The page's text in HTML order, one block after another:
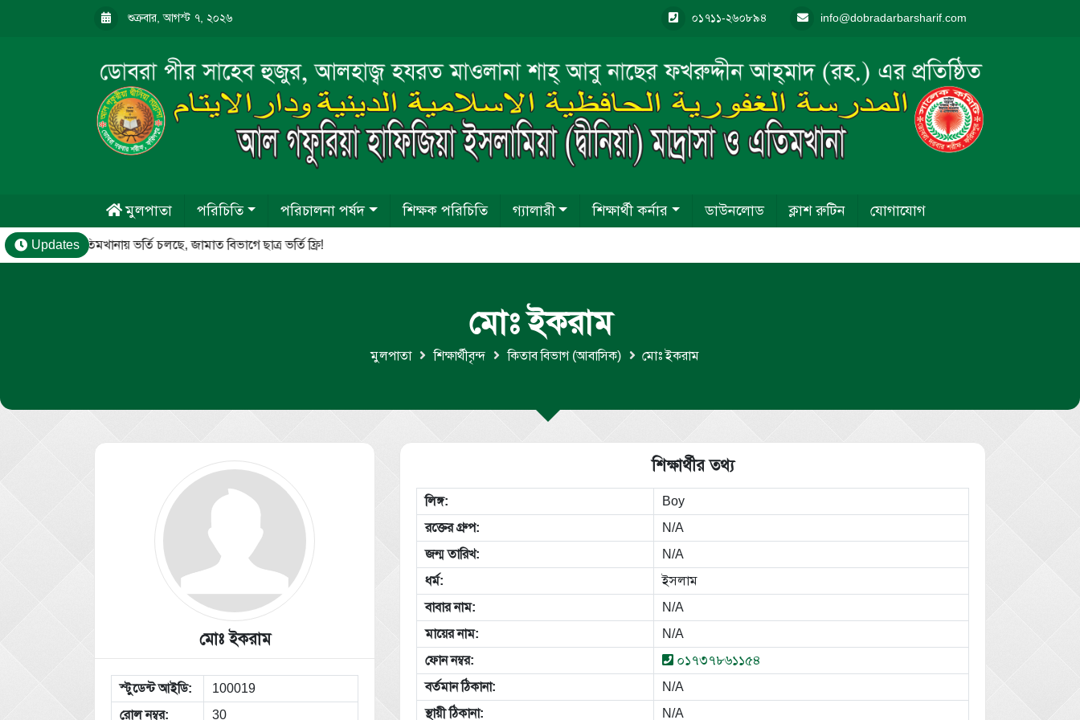
শুক্রবার, আগস্ট ৭, ২০২৬ ০১৭১১-২৬০৮৯৪ info@dobradarbarsharif.com
মুলপাতা পরিচিতি পরিচালনা পর্ষদ শিক্ষক পরিচিতি গ্যালারী শিক্ষার্থী কর্নার ডাউনলোড ক্লাশ রুটিন যোগাযোগ
Updates
মাদ্রাসা ও এতিমখানায় ভর্তি চলছে, জামাত বিভাগে ছাত্র ভর্তি ফ্রি!
মোঃ ইকরাম
মুলপাতা শিক্ষার্থীবৃন্দ কিতাব বিভাগ (আবাসিক) মোঃ ইকরাম
মোঃ ইকরাম
স্টুডেন্ট আইডি:
100019
রোল নম্বর:
30
শিক্ষার্থীর তথ্য
লিঙ্গ:
Boy
রক্তের গ্রুপ:
N/A
জন্ম তারিখ:
N/A
ধর্ম:
ইসলাম
বাবার নাম:
N/A
মায়ের নাম:
N/A
ফোন নম্বর:
০১৭৩৭৮৬১১৫৪
বর্তমান ঠিকানা:
N/A
স্থায়ী ঠিকানা:
N/A